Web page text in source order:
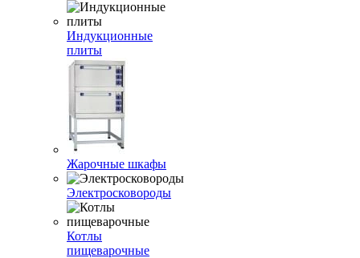
Индукционные
плиты
Жарочные шкафы
Электросковороды
Котлы
пищеварочные